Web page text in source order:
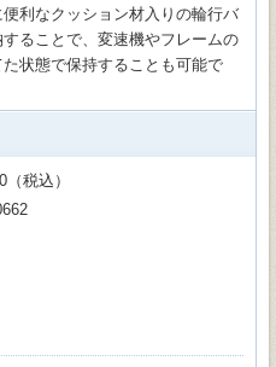
利なクッション材入りの輪行バ
ることで、変速機やフレームの
状態で保持することも可能で
（税込）